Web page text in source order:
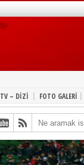
TV – DİZİ | FOTO GALERİ |